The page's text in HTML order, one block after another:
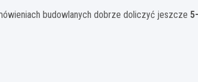
budowlanych dobrze doliczyć jeszcze